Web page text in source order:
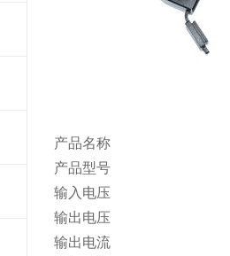
产品名称
产品型号
输入电压
输出电压
输出电流